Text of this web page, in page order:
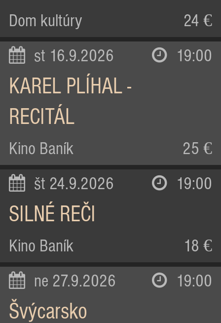
Dom kultúry 24 €
st 16.9.2026 19:00
KAREL PLÍHAL -
RECITÁL
Kino Baník 25 €
št 24.9.2026 19:00
SILNÉ REČI
Kino Baník 18 €
ne 27.9.2026 19:00
Švýcarsko